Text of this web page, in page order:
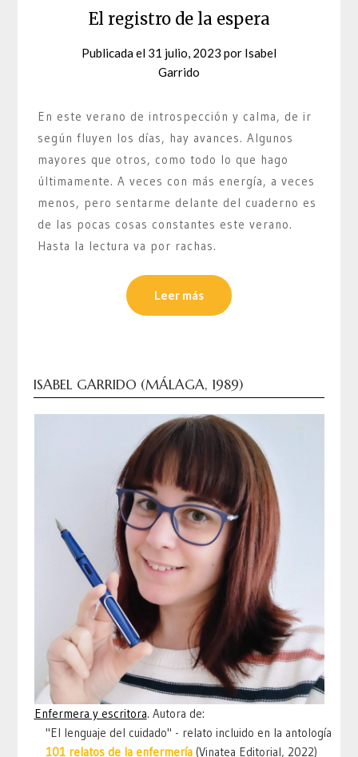
El registro de la espera
Publicada el 31 julio, 2023 por Isabel
Garrido
En este verano de introspección y calma, de ir
según fluyen los días, hay avances. Algunos
mayores que otros, como todo lo que hago
últimamente. A veces con más energía, a veces
menos, pero sentarme delante del cuaderno es
de las pocas cosas constantes este verano.
Hasta la lectura va por rachas.
Leer más
ISABEL GARRIDO (MÁLAGA, 1989)
Enfermera y escritora. Autora de:
"El lenguaje del cuidado" - relato incluido en la antología
101 relatos de la enfermería (Vinatea Editorial, 2022)